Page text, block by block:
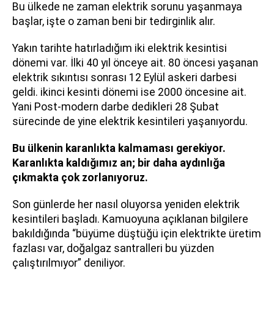
Bu ülkede ne zaman elektrik sorunu yaşanmaya
başlar, işte o zaman beni bir tedirginlik alır.
Yakın tarihte hatırladığım iki elektrik kesintisi
dönemi var. İlki 40 yıl önceye ait. 80 öncesi yaşanan
elektrik sıkıntısı sonrası 12 Eylül askeri darbesi
geldi. ikinci kesinti dönemi ise 2000 öncesine ait.
Yani Post-modern darbe dedikleri 28 Şubat
sürecinde de yine elektrik kesintileri yaşanıyordu.
Bu ülkenin karanlıkta kalmaması gerekiyor.
Karanlıkta kaldığımız an; bir daha aydınlığa
çıkmakta çok zorlanıyoruz.
Son günlerde her nasıl oluyorsa yeniden elektrik
kesintileri başladı. Kamuoyuna açıklanan bilgilere
bakıldığında “büyüme düştüğü için elektrikte üretim
fazlası var, doğalgaz santralleri bu yüzden
çalıştırılmıyor” deniliyor.